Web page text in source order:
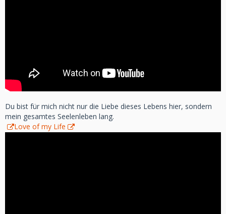
Du bist für mich nicht nur die Liebe dieses Lebens hier, sondern
mein gesamtes Seelenleben lang.
Love of my Life